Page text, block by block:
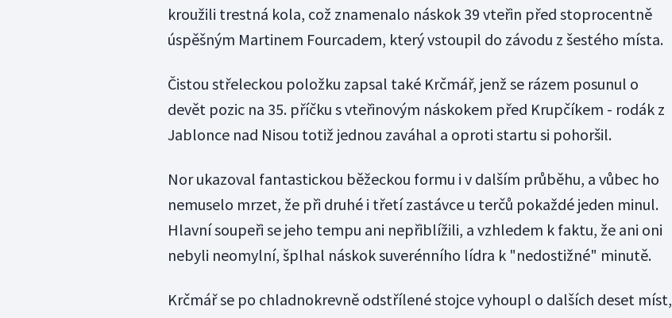
kroužili trestná kola, což znamenalo náskok 39 vteřin před stoprocentně
úspěšným Martinem Fourcadem, který vstoupil do závodu z šestého místa.
Čistou střeleckou položku zapsal také Krčmář, jenž se rázem posunul o
devět pozic na 35. příčku s vteřinovým náskokem před Krupčíkem - rodák z
Jablonce nad Nisou totiž jednou zaváhal a oproti startu si pohoršil.
Nor ukazoval fantastickou běžeckou formu i v dalším průběhu, a vůbec ho
nemuselo mrzet, že při druhé i třetí zastávce u terčů pokaždé jeden minul.
Hlavní soupeři se jeho tempu ani nepřiblížili, a vzhledem k faktu, že ani oni
nebyli neomylní, šplhal náskok suverénního lídra k "nedostižné" minutě.
Krčmář se po chladnokrevně odstřílené stojce vyhoupl o dalších deset míst,